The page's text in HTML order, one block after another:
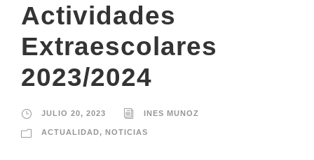
Actividades
Extraescolares
2023/2024
JULIO 20, 2023 INES MUNOZ
ACTUALIDAD, NOTICIAS